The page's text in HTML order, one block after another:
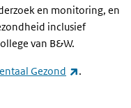
en monitoring, en
inclusief
van B&W.
Gezond (externe
.